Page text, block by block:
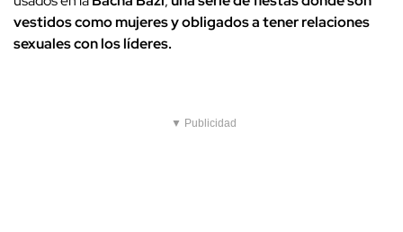
vestidos como mujeres y obligados a tener relaciones
sexuales con los líderes.
▼ Publicidad